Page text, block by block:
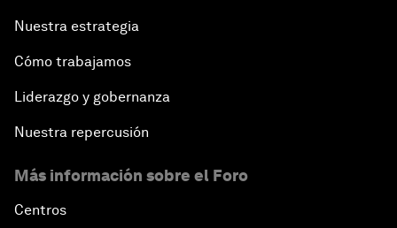
Nuestra estrategia
Cómo trabajamos
Liderazgo y gobernanza
Nuestra repercusión
Más información sobre el Foro
Centros